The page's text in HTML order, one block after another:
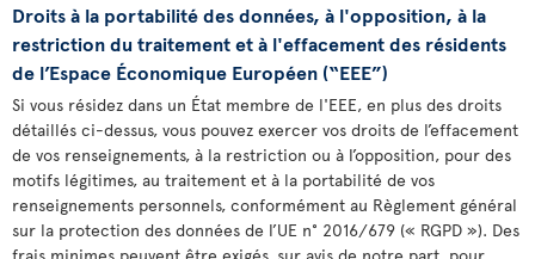
Droits à la portabilité des données, à l'opposition, à la
restriction du traitement et à l'effacement des résidents
de l’Espace Économique Européen (“EEE”)
Si vous résidez dans un État membre de l'EEE, en plus des droits
détaillés ci-dessus, vous pouvez exercer vos droits de l’effacement
de vos renseignements, à la restriction ou à l’opposition, pour des
motifs légitimes, au traitement et à la portabilité de vos
renseignements personnels, conformément au Règlement général
sur la protection des données de l’UE n° 2016/679 (« RGPD »). Des